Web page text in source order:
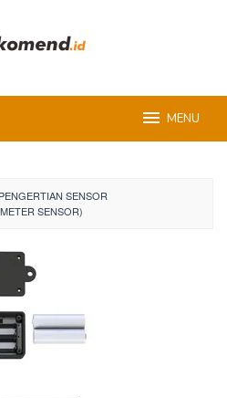
MENU
PENGERTIAN SENSOR
SENSOR)